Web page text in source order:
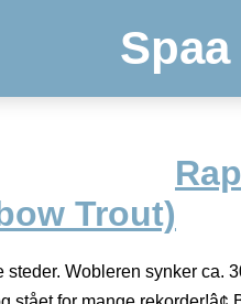
Spaa
Trout)
Wobleren synker ca.